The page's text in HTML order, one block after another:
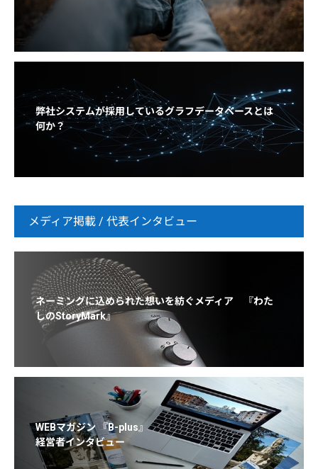
弊社システムが採用しているグラフデータベースとは
何か？
メディア掲載 / 代表インタビュー
ネーミングに込められた想いを紡ぐメディア 『わた
しのStoryMark』
WEBマガジン 『B-plus』
経営者インタビュー